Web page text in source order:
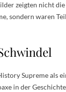
zeigten nicht
sondern waren
Supreme als
in der